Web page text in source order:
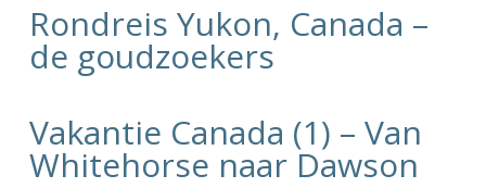
Rondreis Yukon, Canada –
de goudzoekers
Vakantie Canada (1) – Van
Whitehorse naar Dawson